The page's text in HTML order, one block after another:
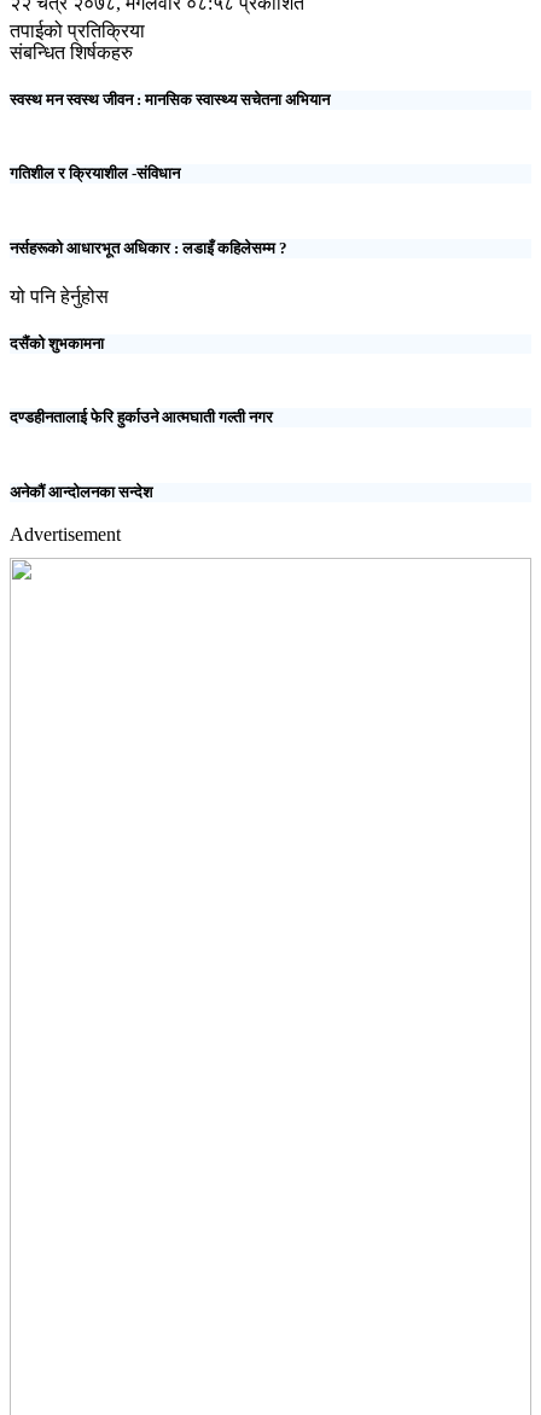
तपाईको प्रतिक्रिया
संबन्धित शिर्षकहरु
स्वस्थ मन स्वस्थ जीवन : मानसिक स्वास्थ्य सचेतना अभियान
गतिशील र क्रियाशील -संविधान
नर्सहरूको आधारभूत अधिकार : लडाइँ कहिलेसम्म ?
यो पनि हेर्नुहोस
दसैंको शुभकामना
दण्डहीनतालाई फेरि हुर्काउने आत्मघाती गल्ती नगर
अनेकौं आन्दोलनका सन्देश
Advertisement